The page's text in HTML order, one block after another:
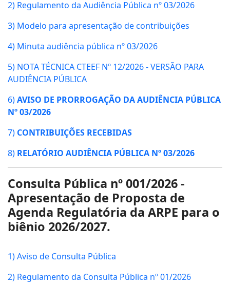
2) Regulamento da Audiência Pública nº 03/2026
3) Modelo para apresentação de contribuições
4) Minuta audiência pública nº 03/2026
5) NOTA TÉCNICA CTEEF Nº 12/2026 - VERSÃO PARA
AUDIÊNCIA PÚBLICA
6)AVISO DE PRORROGAÇÃO DA AUDIÊNCIA PÚBLICA
Nº 03/2026
7) CONTRIBUIÇÕES RECEBIDAS
8) RELATÓRIO AUDIÊNCIA PÚBLICA Nº 03/2026
Consulta Pública nº 001/2026 -
Apresentação de Proposta de
Agenda Regulatória da ARPE para o
biênio 2026/2027.
1) Aviso de Consulta Pública
2) Regulamento da Consulta Pública nº 01/2026